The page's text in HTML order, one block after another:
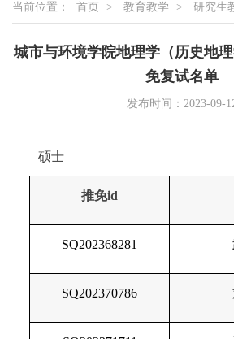
当前位置： 首页 > 教育教学 > 研究生
城市与环境学院地理学（历史地
免复试名单
发布时间：2023-09-
硕士
推免id
SQ202368281
SQ202370786